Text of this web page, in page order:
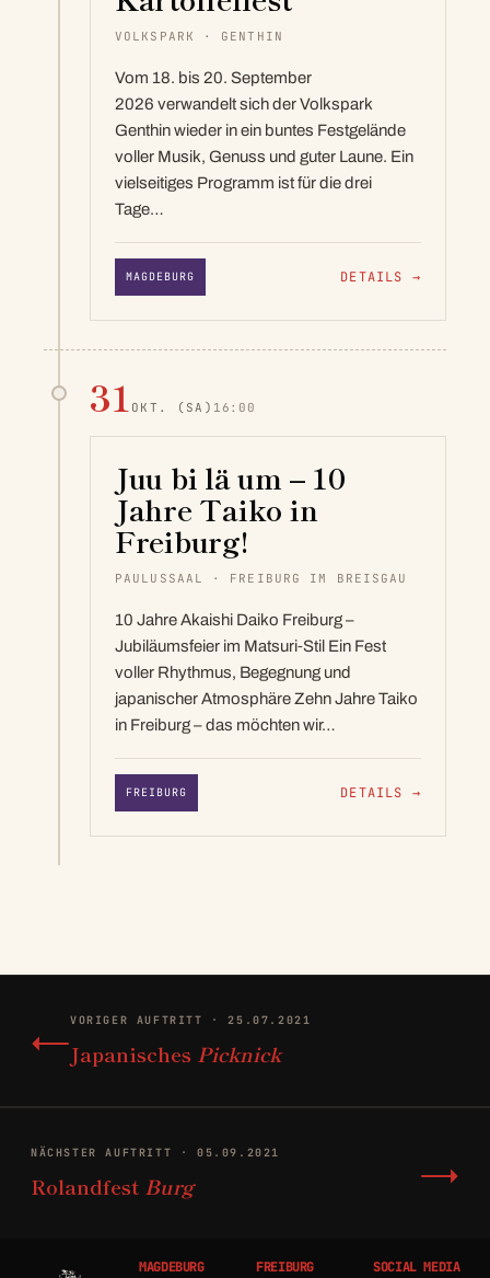
VOLKSPARK · GENTHIN
Vom 18. bis 20. September
2026 verwandelt sich der Volkspark
Genthin wieder in ein buntes Festgelände
voller Musik, Genuss und guter Laune. Ein
vielseitiges Programm ist für die drei
Tage…
MAGDEBURG DETAILS →
31 OKT. (SA) 16:00
Juu bi lä um – 10
Jahre Taiko in
Freiburg!
PAULUSSAAL · FREIBURG IM BREISGAU
10 Jahre Akaishi Daiko Freiburg –
Jubiläumsfeier im Matsuri‑Stil Ein Fest
voller Rhythmus, Begegnung und
japanischer Atmosphäre Zehn Jahre Taiko
in Freiburg – das möchten wir…
FREIBURG DETAILS →
←VORIGER AUFTRITT · 25.07.2021
Japanisches Picknick
NÄCHSTER AUFTRITT · 05.09.2021
Rolandfest Burg →
MAGDEBURG FREIBURG SOCIAL MEDIA